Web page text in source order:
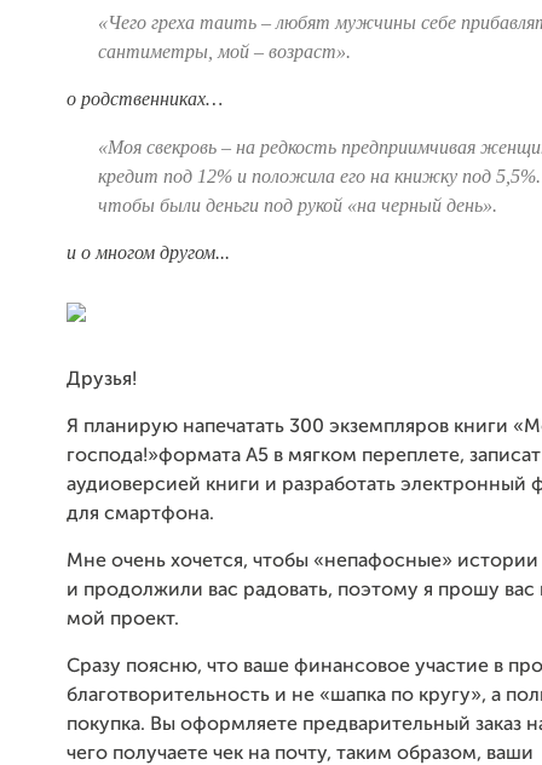
«Чего греха таить – любят мужчины себе
сантиметры, мой – возраст».
о родственниках…
«Моя свекровь – на редкость предприимчивая
кредит под 12% и положила его на книжку под
чтобы были деньги под рукой «на черный день».
и о многом другом...
Друзья!
Я планирую напечатать 300 экземпляров книги
господа!»формата А5 в мягком переплете,
аудиоверсией книги и разработать электронный
для смартфона.
Мне очень хочется, чтобы «непафосные»
и продолжили вас радовать, поэтому я прошу вас
мой проект.
Сразу поясню, что ваше финансовое участие в
благотворительность и не «шапка по кругу», а
покупка. Вы оформляете предварительный заказ
чего получаете чек на почту, таким образом, ваши